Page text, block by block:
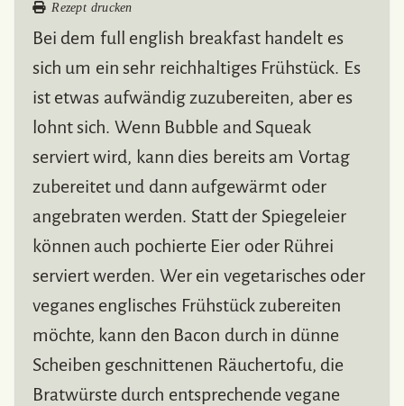
Rezept drucken
Bei dem full english breakfast handelt es
sich um ein sehr reichhaltiges Frühstück. Es
ist etwas aufwändig zuzubereiten, aber es
lohnt sich. Wenn Bubble and Squeak
serviert wird, kann dies bereits am Vortag
zubereitet und dann aufgewärmt oder
angebraten werden. Statt der Spiegeleier
können auch pochierte Eier oder Rührei
serviert werden. Wer ein vegetarisches oder
veganes englisches Frühstück zubereiten
möchte, kann den Bacon durch in dünne
Scheiben geschnittenen Räuchertofu, die
Bratwürste durch entsprechende vegane